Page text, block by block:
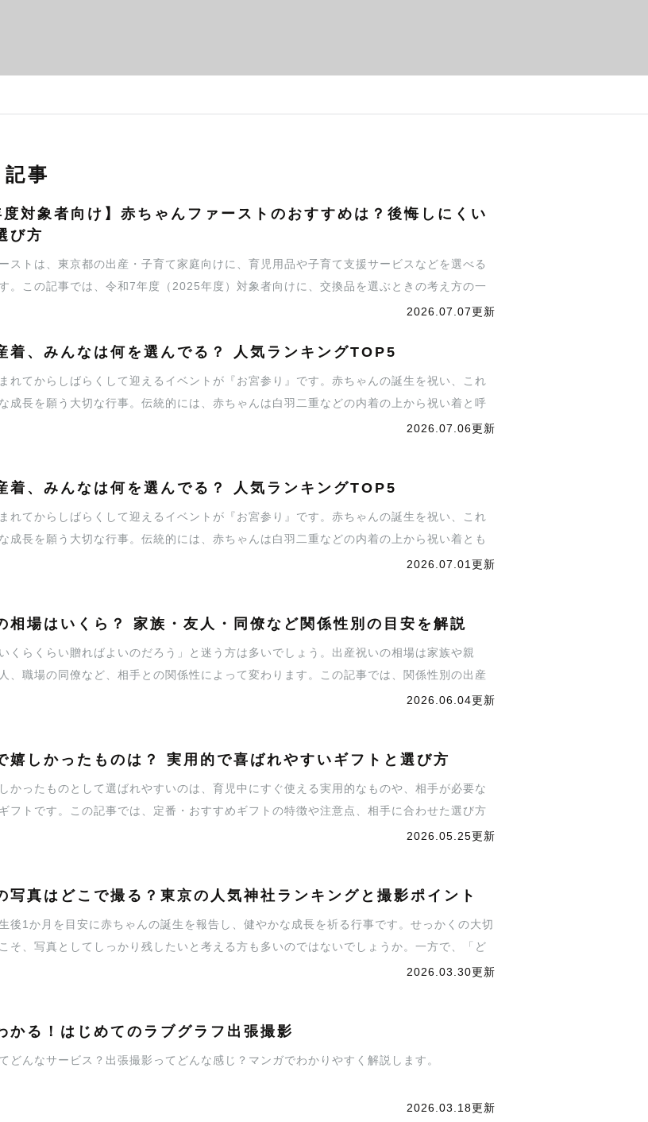
事
度対象者向け】赤ちゃんファーストのおすすめは？後悔しにくい
び方
ストは、東京都の出産・子育て家庭向けに、育児用品や子育て支援サービスなどを選べる
。この記事では、令和7年度（2025年度）対象者向けに、交換品を選ぶときの考え方の一
を紹介します。迷ったときは、「すぐ使う消耗品」「自費購入予定の高額育児用品」「家族
2026.07.07更新
着、みんなは何を選んでる？ 人気ランキングTOP5
れてからしばらくして迎えるイベントが『お宮参り』です。赤ちゃんの誕生を祝い、これ
成長を願う大切な行事。伝統的には、赤ちゃんは白羽二重などの内着の上から祝い着と呼
着て参拝します。赤ちゃんが神社へ初めてお参りするときに掛ける晴れ着ですが、「どんな
かがでしょうか。
2026.07.06更新
着、みんなは何を選んでる？ 人気ランキングTOP5
れてからしばらくして迎えるイベントが『お宮参り』です。赤ちゃんの誕生を祝い、これ
成長を願う大切な行事。伝統的には、赤ちゃんは白羽二重などの内着の上から祝い着とも
を掛けて参拝します。赤ちゃんが神社へ初めてお参りする際の晴れ着ではありますが、「ど
てはいかがでしょうか。
2026.07.01更新
相場はいくら？ 家族・友人・同僚など関係性別の目安を解説
いくらくらい贈ればよいのだろう」と迷う方は多いでしょう。出産祝いの相場は家族や親
、職場の同僚など、相手との関係性によって変わります。この記事では、関係性別の出産
2026.06.04更新
嬉しかったものは？ 実用的で喜ばれやすいギフトと選び方
かったものとして選ばれやすいのは、育児中にすぐ使える実用的なものや、相手が必要な
フトです。この記事では、定番・おすすめギフトの特徴や注意点、相手に合わせた選び方
2026.05.25更新
写真はどこで撮る？東京の人気神社ランキングと撮影ポイント
後1か月を目安に赤ちゃんの誕生を報告し、健やかな成長を祈る行事です。せっかくの大切
そ、写真としてしっかり残したいと考える方も多いのではないでしょうか。一方で、「ど
いのか」「写真がきれいに残せる場所はどこか」と悩む方も少なくありません。そこで今回
2026.03.30更新
かる！はじめてのラブグラフ出張撮影
どんなサービス？出張撮影ってどんな感じ？マンガでわかりやすく解説します。
2026.03.18更新